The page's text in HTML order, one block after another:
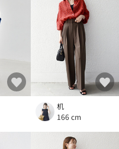
机
166 cm